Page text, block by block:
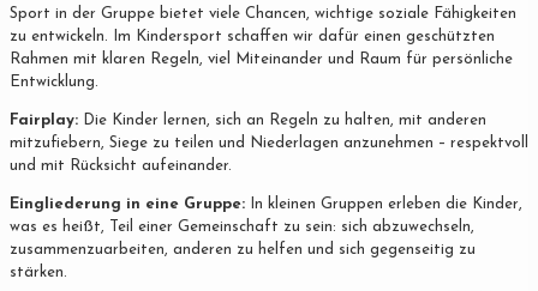
Sport in der Gruppe bietet viele Chancen, wichtige soziale Fähigkeiten
zu entwickeln. Im Kindersport schaffen wir dafür einen geschützten
Rahmen mit klaren Regeln, viel Miteinander und Raum für persönliche
Entwicklung.
Fairplay: Die Kinder lernen, sich an Regeln zu halten, mit anderen
mitzufiebern, Siege zu teilen und Niederlagen anzunehmen – respektvoll
und mit Rücksicht aufeinander.
Eingliederung in eine Gruppe: In kleinen Gruppen erleben die Kinder,
was es heißt, Teil einer Gemeinschaft zu sein: sich abzuwechseln,
zusammenzuarbeiten, anderen zu helfen und sich gegenseitig zu
stärken.